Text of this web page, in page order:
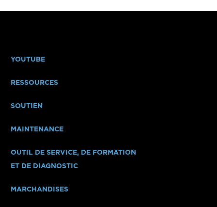
YOUTUBE
RESSOURCES
SOUTIEN
MAINTENANCE
OUTIL DE SERVICE, DE FORMATION
ET DE DIAGNOSTIC
MARCHANDISES